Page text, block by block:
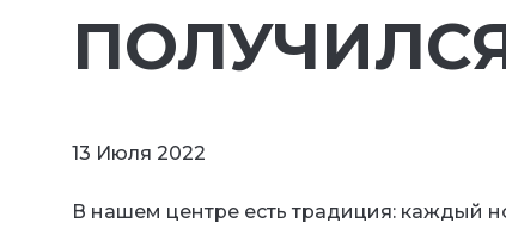
13 Июля 2022
В нашем центре есть традиция: каждый